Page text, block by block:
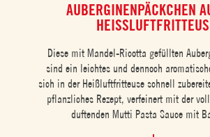
AUBERGINENPÄCKCHEN
HEISSLUFTFRITTEUSE
Diese mit Mandel-Ricotta gefüllten
sind ein leichtes und dennoch
sich in der Heißluftfritteuse schnell
pflanzliches Rezept, verfeinert mit der
duftenden Mutti Pasta Sauce mit